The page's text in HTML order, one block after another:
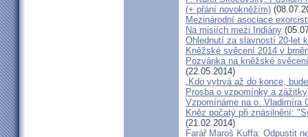
(+ přání novokněžím)
Mezinárodní asociace
Na misiích mezi Indiány
Ohlednutí za slavností 20-let
Kněžské svěcení 2014 v
Pozvánka na kněžské
(22.05.2014)
„Kdo vytrvá až do konce,
Prosba o vzpomínky a
Vzpomínáme na o. Vladimíra
Kněz počatý při znásilnění:
(21.02.2014)
Farář Maroš Kuffa: Odpustit